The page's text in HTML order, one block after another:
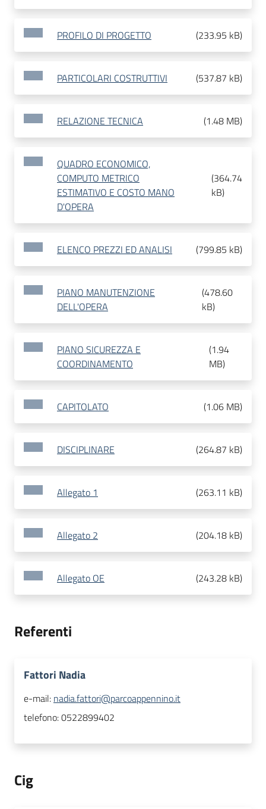
PROFILO DI PROGETTO (233.95 kB)
PARTICOLARI COSTRUTTIVI (537.87 kB)
RELAZIONE TECNICA (1.48 MB)
QUADRO ECONOMICO,
COMPUTO METRICO
ESTIMATIVO E COSTO MANO
D'OPERA
(364.74
kB)
ELENCO PREZZI ED ANALISI (799.85 kB)
PIANO MANUTENZIONE
DELL'OPERA
(478.60
kB)
PIANO SICUREZZA E
COORDINAMENTO
(1.94
MB)
CAPITOLATO (1.06 MB)
DISCIPLINARE (264.87 kB)
Allegato 1 (263.11 kB)
Allegato 2 (204.18 kB)
Allegato OE (243.28 kB)
Referenti
Fattori Nadia
e-mail: nadia.fattori@parcoappennino.it
telefono:0522899402
Cig